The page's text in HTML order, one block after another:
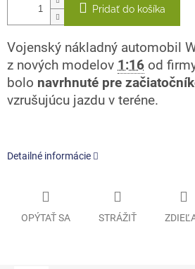
Pridať do košíka
Vojenský nákladný automobil
z nových modelov 1:16 od
bolo navrhnuté pre
vzrušujúcu jazdu v teréne.
Detailné informácie
OPÝTAŤ SA STRÁŽIŤ